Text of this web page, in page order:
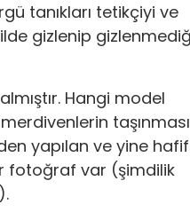
tanıkları tetikçiyi ve
gizlenip
Hangi model
taşınması
yapılan ve yine hafif
fotoğraf var (şimdilik